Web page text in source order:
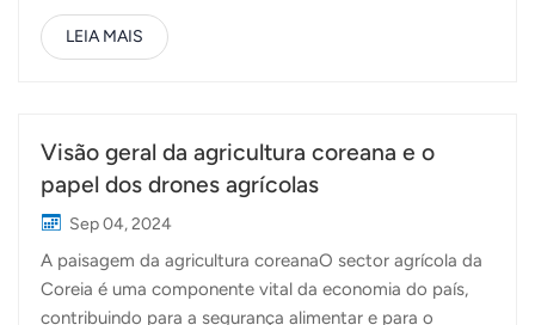
carregamento, sobreaquecimento do
carregador/baterias ou ecrã preto/reinicialização do
algumas dicas úteis para garantir uma experiência suave
e operações seguras de drones agrícolas em condições
bateria:Monitorizar a temperatura da bateria: se a
temperatura da célula da bateria exceder os 65°C, o
terceiro indicador piscará, indicando sobreaquecimento.
Nestes casos, as baterias não devem ser carregadas.
LEIA MAIS
Visão geral da agricultura coreana e o
papel dos drones agrícolas
Sep 04, 2024
A paisagem da agricultura coreanaO sector agrícola da
Coreia é uma componente vital da economia do país,
contribuindo para a segurança alimentar e para o